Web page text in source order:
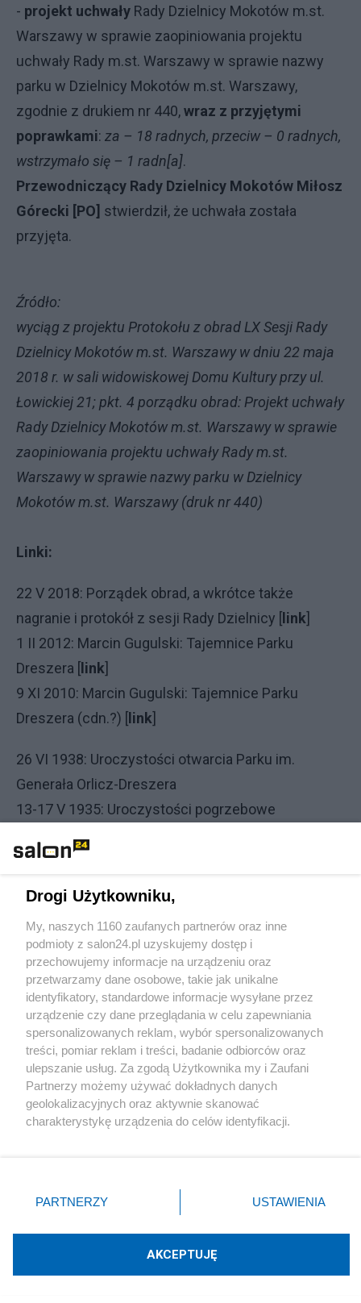
- projekt uchwały Rady Dzielnicy Mokotów m.st.
Warszawy w sprawie zaopiniowania projektu
uchwały Rady m.st. Warszawy w sprawie nazwy
parku w Dzielnicy Mokotów m.st. Warszawy,
zgodnie z drukiem nr 440,wraz z przyjętymi
poprawkami: za – 18 radnych, przeciw – 0 radnych,
wstrzymało się – 1 radn[a].
Przewodniczący Rady Dzielnicy Mokotów Miłosz
Górecki [PO] stwierdził, że uchwała została
przyjęta.
Źródło:
wyciąg z projektu Protokołu z obrad LX Sesji Rady
Dzielnicy Mokotów m.st. Warszawy w dniu 22 maja
2018 r. w sali widowiskowej Domu Kultury przy ul.
Łowickiej 21; pkt. 4 porządku obrad: Projekt uchwały
Rady Dzielnicy Mokotów m.st. Warszawy w sprawie
zaopiniowania projektu uchwały Rady m.st.
Warszawy w sprawie nazwy parku w Dzielnicy
Mokotów m.st. Warszawy (druk nr 440)
Linki:
22 V 2018: Porządek obrad, a wkrótce także
nagranie i protokół z sesji Rady Dzielnicy [
link
1 II 2012: Marcin Gugulski: Tajemnice Parku
Dreszera [
link
9 XI 2010: Marcin Gugulski: Tajemnice Parku
Dreszera (cdn.?) [
link
26 VI 1938: Uroczystości otwarcia Parku im.
Generała Orlicz-Dreszera
13-17 V 1935: Uroczystości pogrzebowe
Warszawie
na postoju w Nowym Sączu
[zdjęcia z Archiwum Ilustracji Koncernu
Ilustrowany Kurier Codzienny / Narodowe
Archiwum Cyfrowe;link]
Autor: Marcin Gugulski
O mnie
Marcin Gugulski
Drogi Użytkowniku,
My, naszych 1160 zaufanych partnerów oraz inne
podmioty z salon24.pl uzyskujemy dostęp i
przechowujemy informacje na urządzeniu oraz
przetwarzamy dane osobowe, takie jak unikalne
identyfikatory, standardowe informacje wysyłane przez
urządzenie czy dane przeglądania w celu zapewniania
spersonalizowanych reklam, wybór spersonalizowanych
treści, pomiar reklam i treści, badanie odbiorców oraz
ulepszanie usług. Za zgodą Użytkownika my i Zaufani
Partnerzy możemy używać dokładnych danych
geolokalizacyjnych oraz aktywnie skanować
charakterystykę urządzenia do celów identyfikacji.
zmienić/wycofać klikając przycisk ustawień prywatności
znajdujący się w lewym dolnym rogu strony
rodzaje przetwarzania danych nie wymagają zgody
użytkownika, ale masz prawo sprzeciwić się takiemu
PARTNERZY USTAWIENIA
AKCEPTUJĘ